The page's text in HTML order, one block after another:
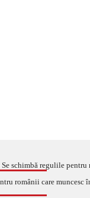
Se schimbă regulile pentru